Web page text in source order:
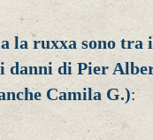
la ruxxa sono tra
di Pier
Camila G.):